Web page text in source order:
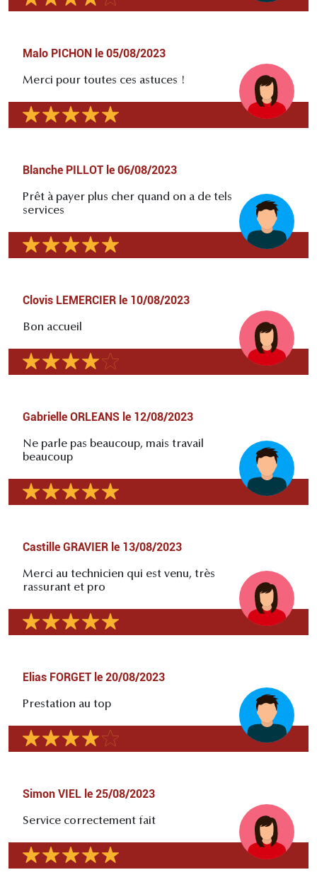
Malo PICHON le 05/08/2023
Merci pour toutes ces astuces !
Blanche PILLOT le 06/08/2023
Prêt à payer plus cher quand on a de tels
services
Clovis LEMERCIER le 10/08/2023
Bon accueil
Gabrielle ORLEANS le 12/08/2023
Ne parle pas beaucoup, mais travail
beaucoup
Castille GRAVIER le 13/08/2023
Merci au technicien qui est venu, très
rassurant et pro
Elias FORGET le 20/08/2023
Prestation au top
Simon VIEL le 25/08/2023
Service correctement fait